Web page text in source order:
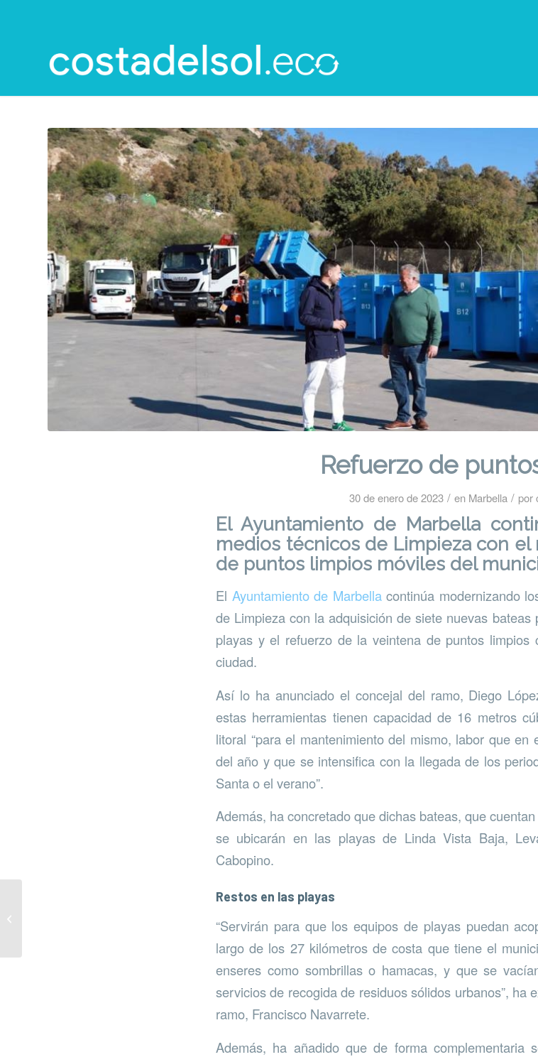
Refuerzo de
30 de enero de 2023 / en Marbella / por
El Ayuntamiento de Marbella
medios técnicos de Limpieza con
de puntos limpios móviles del
El Ayuntamiento de Marbellacontinúa modernizando
de Limpieza con la adquisición de siete nuevas
playas y el refuerzo de la veintena de puntos limpios
ciudad.
Así lo ha anunciado el concejal del ramo, Diego
estas herramientas tienen capacidad de 16 metros
litoral “para el mantenimiento del mismo, labor que
del año y que se intensifica con la llegada de los
Santa o el verano”.
Además, ha concretado que dichas bateas, que
se ubicarán en las playas de Linda Vista Baja,
Cabopino.
Restos en las playas
“Servirán para que los equipos de playas puedan
largo de los 27 kilómetros de costa que tiene el
enseres como sombrillas o hamacas, y que se
servicios de recogida de residuos sólidos urbanos”, ha
ramo, Francisco Navarrete.
Además, ha añadido que de forma